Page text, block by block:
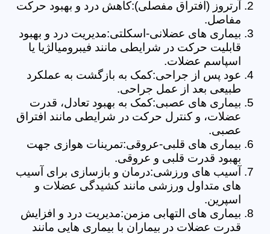
آرتروز (افتراق مفصلی):کاهش درد و بهبود حرکت
مفاصل.
بیماری های عضلانی-اسکلتی:مدیریت درد و بهبود
قابلیت حرکت در شرایطی مانند فیبرومیالژیا یا
اسپاسم عضلات.
عود پس از جراحی:کمک به بازگشت به عملکرد
طبیعی بعد از عمل جراحی.
بیماری های عصبی:کمک به بهبود تعادل، قدرت
عضلات، و کنترل حرکت در شرایطی مانند افتراق
عصبی.
بیماری های قلبی-عروقی:تمرینات هوازی جهت
بهبود قدرت قلبی و عروقی.
آسیب های ورزشی:درمان و بازسازی برای آسیب
های متداول ورزشی مانند کشیدگی عضلات و
اسپرین.
بیماری های التهابی مزمن:مدیریت درد و افزایش
قدرت عضلات در بیماران با بیماری هایی مانند